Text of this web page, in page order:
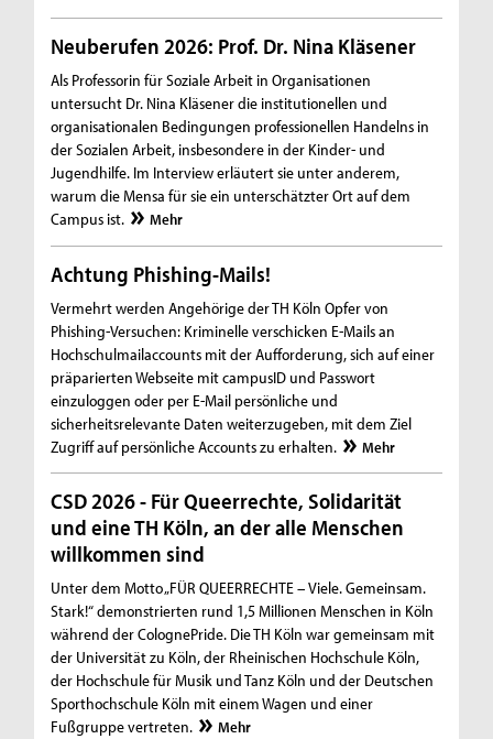
Neuberufen 2026: Prof. Dr. Nina Kläsener
Als Professorin für Soziale Arbeit in Organisationen
untersucht Dr. Nina Kläsener die institutionellen und
organisationalen Bedingungen professionellen Handelns in
der Sozialen Arbeit, insbesondere in der Kinder- und
Jugendhilfe. Im Interview erläutert sie unter anderem,
warum die Mensa für sie ein unterschätzter Ort auf dem
Campus ist.
Mehr
Achtung Phishing-Mails!
Vermehrt werden Angehörige der TH Köln Opfer von
Phishing-Versuchen: Kriminelle verschicken E-Mails an
Hochschulmailaccounts mit der Aufforderung, sich auf einer
präparierten Webseite mit campusID und Passwort
einzuloggen oder per E-Mail persönliche und
sicherheitsrelevante Daten weiterzugeben, mit dem Ziel
Zugriff auf persönliche Accounts zu erhalten.
Mehr
CSD 2026 - Für Queerrechte, Solidarität
und eine TH Köln, an der alle Menschen
willkommen sind
Unter dem Motto „FÜR QUEERRECHTE – Viele. Gemeinsam.
Stark!“ demonstrierten rund 1,5 Millionen Menschen in Köln
während der ColognePride. Die TH Köln war gemeinsam mit
der Universität zu Köln, der Rheinischen Hochschule Köln,
der Hochschule für Musik und Tanz Köln und der Deutschen
Sporthochschule Köln mit einem Wagen und einer
Fußgruppe vertreten.
Mehr